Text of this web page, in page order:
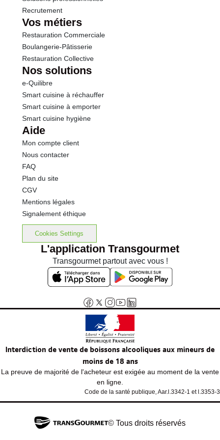
Recrutement
Vos métiers
Restauration Commerciale
Boulangerie-Pâtisserie
Restauration Collective
Nos solutions
e-Quilibre
Smart cuisine à réchauffer
Smart cuisine à emporter
Smart cuisine hygiène
Aide
Mon compte client
Nous contacter
FAQ
Plan du site
CGV
Mentions légales
Signalement éthique
Cookies Settings
L'application Transgourmet
Transgourmet partout avec vous !
Interdiction de vente de boissons alcooliques aux mineurs de
moins de 18 ans
La preuve de majorité de l'acheteur est exigée au moment de la vente
en ligne.
Code de la santé publique, Aar.l.3342-1 et l.3353-3
© Tous droits réservés